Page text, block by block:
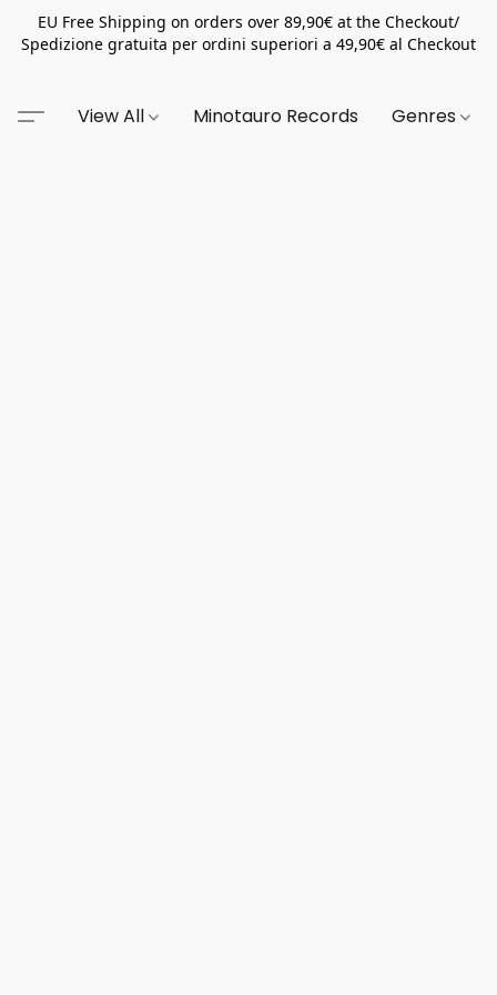
EU Free Shipping on orders over 89,90€ at the Checkout/
Spedizione gratuita per ordini superiori a 49,90€ al Checkout
View All Minotauro Records Genres